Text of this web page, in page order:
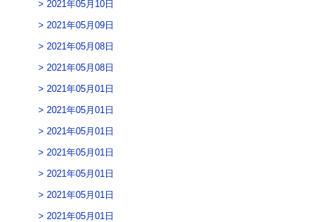
2021年05月10日
2021年05月09日
2021年05月08日
2021年05月08日
2021年05月01日
2021年05月01日
2021年05月01日
2021年05月01日
2021年05月01日
2021年05月01日
2021年05月01日